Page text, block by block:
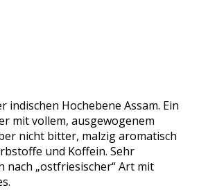
indischen Hochebene Assam. Ein
mit vollem, ausgewogenem
nicht bitter, malzig aromatisch
und Koffein. Sehr
nach „ostfriesischer“ Art mit